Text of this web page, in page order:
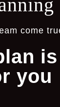
come
you